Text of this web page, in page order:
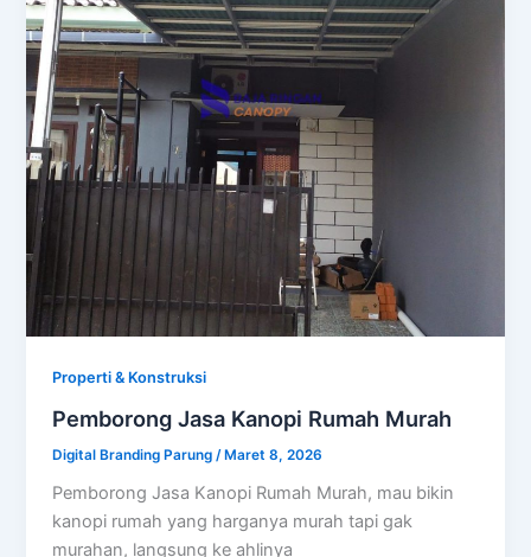
Properti & Konstruksi
Pemborong Jasa Kanopi Rumah Murah
Digital Branding Parung /Maret 8, 2026
Pemborong Jasa Kanopi Rumah Murah, mau bikin
kanopi rumah yang harganya murah tapi gak
murahan, langsung ke ahlinya